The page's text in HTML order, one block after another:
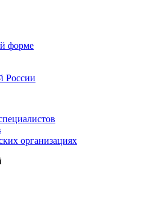
форме
России
организациях